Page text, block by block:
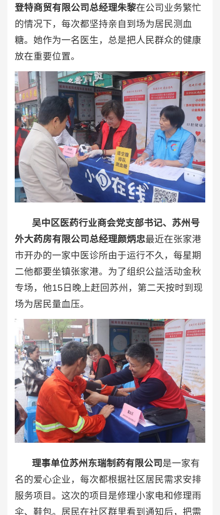
登特商贸有限公司总经理朱黎在公司业务繁忙
的情况下，每次都坚持亲自到场为居民测血
糖。她作为一名医生，总是把人民群众的健康
放在重要位置。
吴中区医药行业商会党支部书记、苏州号
外大药房有限公司总经理颜炳忠最近在张家港
市开办的一家中医诊所由于运行不久，每星期
二他都要坐镇张家港。为了组织公益活动金秋
专场，他15日晚上赶回苏州，第二天按时到现
场为居民量血压。
理事单位苏州东瑞制药有限公司是一家有
名的爱心企业，每次都根据社区居民需求安排
服务项目。这次的项目是修理小家电和修理雨
伞、鞋包。居民在社区群里看到通知后，把需